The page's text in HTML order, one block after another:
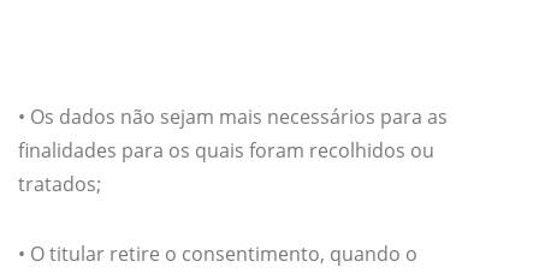
• Os dados não sejam mais necessários para as
finalidades para os quais foram recolhidos ou
tratados;
• O titular retire o consentimento, quando o